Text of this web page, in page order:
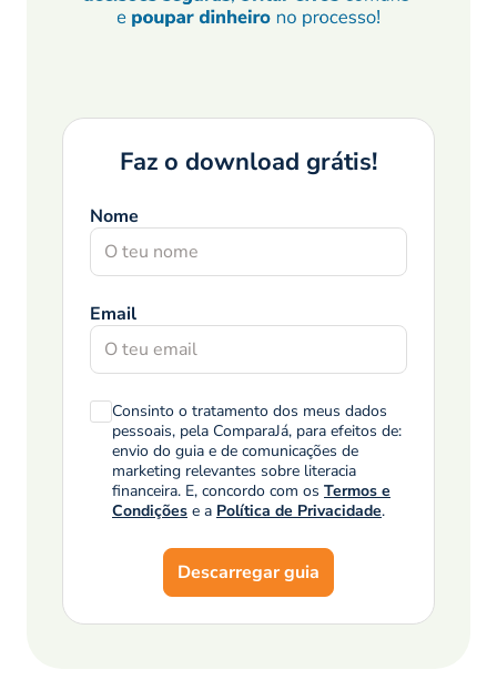
Faz o download grátis!
Nome
Email
Consinto o tratamento dos meus dados
pessoais, pela ComparaJá, para efeitos de:
envio do guia e de comunicações de
marketing relevantes sobre literacia
financeira. E, concordo com os Termos e
Condições e a Política de Privacidade.
Descarregar guia